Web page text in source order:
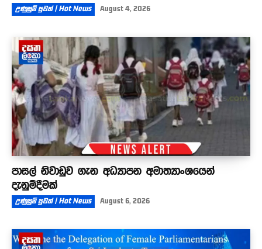
උණුසුම් පුවත් | Hot News August 4, 2026
පාසල් නිවාඩුව ගැන අධ්‍යාපන අමාත්‍යාංශයෙන්
දැනුම්දීමක්
උණුසුම් පුවත් | Hot News August 6, 2026